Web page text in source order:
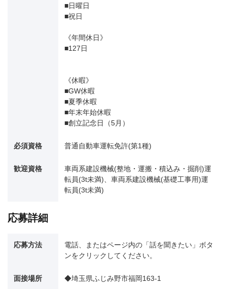
■日曜日
■祝日
《年間休日》
■127日
《休暇》
■GW休暇
■夏季休暇
■年末年始休暇
■創立記念日（5月）
必須資格 普通自動車運転免許(第1種)
歓迎資格
車両系建設機械(整地・運搬・積込み・掘削)運
転員(3t未満)、車両系建設機械(基礎工事用)運
転員(3t未満)
応募詳細
応募方法
電話、またはページ内の「話を聞きたい」ボタ
ンをクリックしてください。
面接場所 ◆埼玉県ふじみ野市福岡163-1